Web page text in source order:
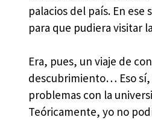
palacios del país. En
para que pudiera visitar
Era, pues, un viaje de
descubrimiento… Eso
problemas con la
Teóricamente, yo no